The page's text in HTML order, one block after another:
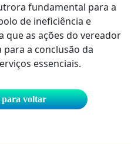
fundamental para a
de ineficiência e
que as ações do vereador
a conclusão da
essenciais.
voltar